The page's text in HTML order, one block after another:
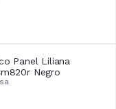
Panel Liliana
Negro